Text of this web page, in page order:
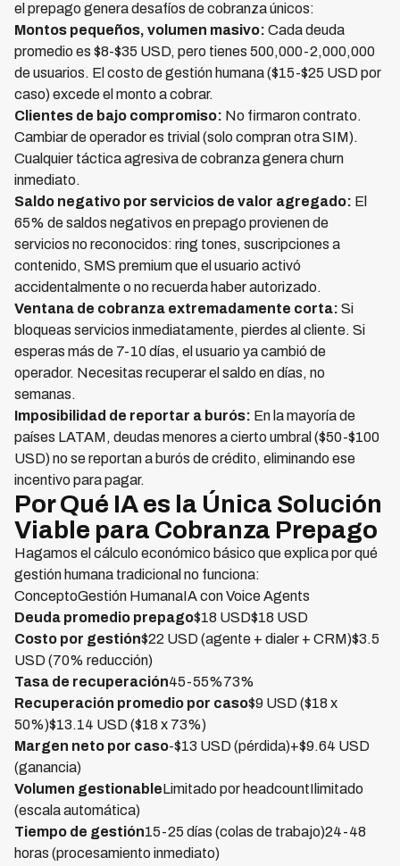
el prepago genera desafíos de cobranza únicos:
Montos pequeños, volumen masivo: Cada deuda
promedio es $8-$35 USD, pero tienes 500,000-2,000,000
de usuarios. El costo de gestión humana ($15-$25 USD por
caso) excede el monto a cobrar.
Clientes de bajo compromiso: No firmaron contrato.
Cambiar de operador es trivial (solo compran otra SIM).
Cualquier táctica agresiva de cobranza genera churn
inmediato.
Saldo negativo por servicios de valor agregado: El
65% de saldos negativos en prepago provienen de
servicios no reconocidos: ring tones, suscripciones a
contenido, SMS premium que el usuario activó
accidentalmente o no recuerda haber autorizado.
Ventana de cobranza extremadamente corta: Si
bloqueas servicios inmediatamente, pierdes al cliente. Si
esperas más de 7-10 días, el usuario ya cambió de
operador. Necesitas recuperar el saldo en días, no
semanas.
Imposibilidad de reportar a burós: En la mayoría de
países LATAM, deudas menores a cierto umbral ($50-$100
USD) no se reportan a burós de crédito, eliminando ese
incentivo para pagar.
Por Qué IA es la Única Solución
Viable para Cobranza Prepago
Hagamos el cálculo económico básico que explica por qué
gestión humana tradicional no funciona:
ConceptoGestión HumanaIA con Voice Agents
Deuda promedio prepago$18 USD$18 USD
Costo por gestión$22 USD (agente + dialer + CRM)$3.5
USD (70% reducción)
Tasa de recuperación45-55%73%
Recuperación promedio por caso$9 USD ($18 x
50%)$13.14 USD ($18 x 73%)
Margen neto por caso-$13 USD (pérdida)+$9.64 USD
(ganancia)
Volumen gestionableLimitado por headcountIlimitado
(escala automática)
Tiempo de gestión15-25 días (colas de trabajo)24-48
horas (procesamiento inmediato)